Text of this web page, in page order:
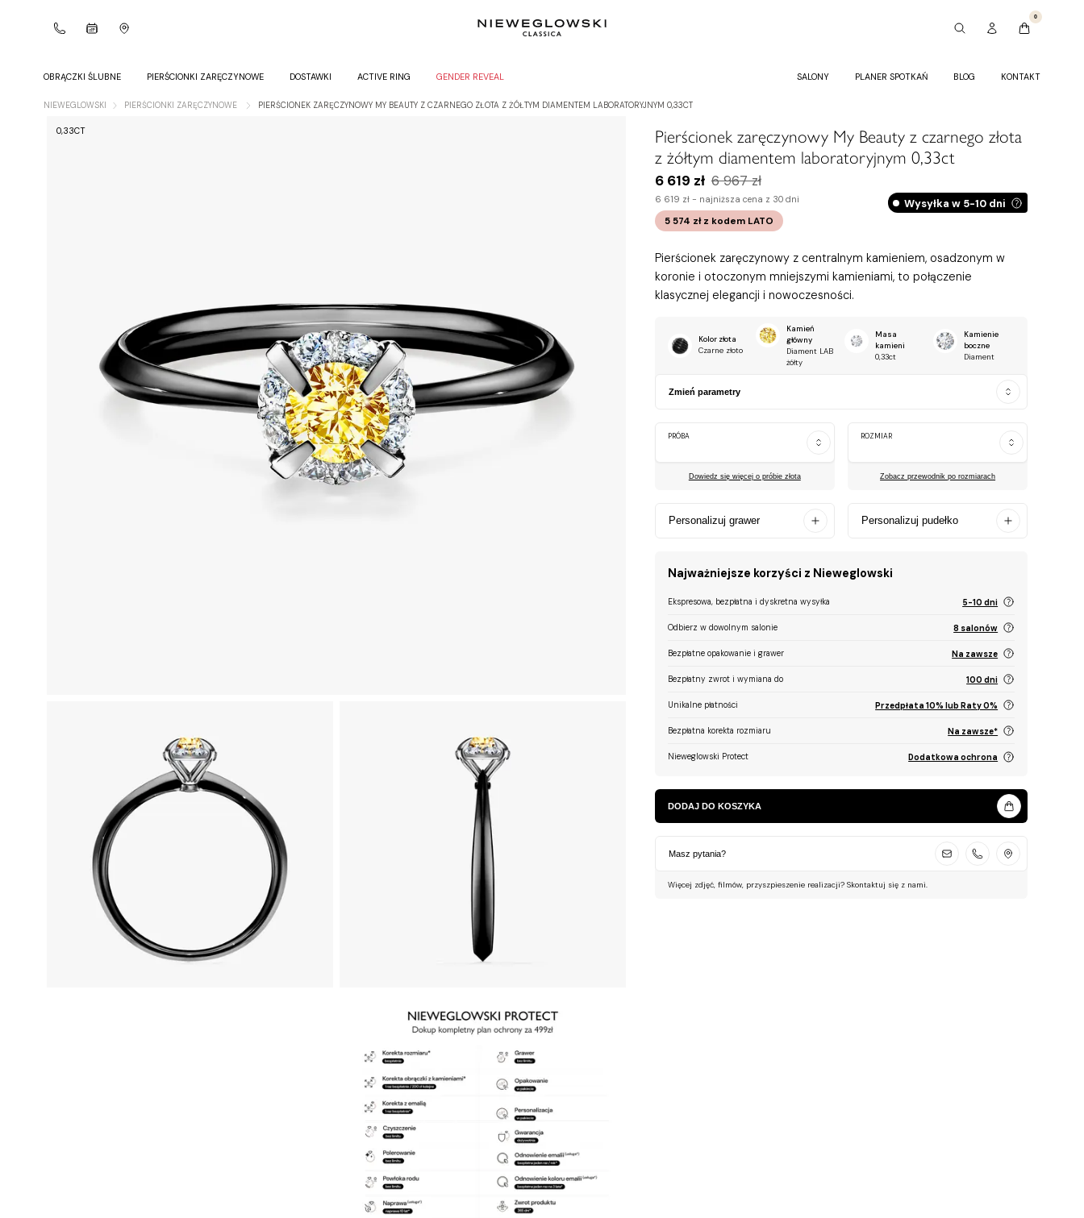
0
OBRĄCZKI ŚLUBNE PIERŚCIONKI ZARĘCZYNOWE DOSTAWKI ACTIVE RING GENDER REVEAL SALONY PLANER SPOTKAŃ BLOG KONTAKT
NIEWEGLOWSKI PIERŚCIONKI ZARĘCZYNOWE PIERŚCIONEK ZARĘCZYNOWY MY BEAUTY Z CZARNEGO ZŁOTA Z ŻÓŁTYM DIAMENTEM LABORATORYJNYM 0,33CT
0,33CT
Pierścionek zaręczynowy My Beauty z czarnego złota
z żółtym diamentem laboratoryjnym 0,33ct
6 619 zł 6 967 zł
6 619 zł - najniższa cena z 30 dni
5 574 zł z kodemLATO
Wysyłka w 5-10 dni
Pierścionek zaręczynowy z centralnym kamieniem, osadzonym w
koronie i otoczonym mniejszymi kamieniami, to połączenie
klasycznej elegancji i nowoczesności.
Kolor złota
Czarne złoto
Kamień
główny
Diament LAB
żółty
Masa
kamieni
0,33ct
Kamienie
boczne
Diament
Zmień parametry
PRÓBA
Dowiedz się więcej o próbie złota
ROZMIAR
Zobacz przewodnik po rozmiarach
Personalizuj grawer Personalizuj pudełko
Najważniejsze korzyści z Nieweglowski
Ekspresowa, bezpłatna i dyskretna wysyłka 5-10 dni
Odbierz w dowolnym salonie 8 salonów
Bezpłatne opakowanie i grawer Na zawsze
Bezpłatny zwrot i wymiana do 100 dni
Unikalne płatności Przedpłata 10% lub Raty 0%
Bezpłatna korekta rozmiaru Na zawsze*
Nieweglowski Protect Dodatkowa ochrona
DODAJ DO KOSZYKA
Masz pytania?
Więcej zdjęć, filmów, przyszpieszenie realizacji? Skontaktuj się z nami.